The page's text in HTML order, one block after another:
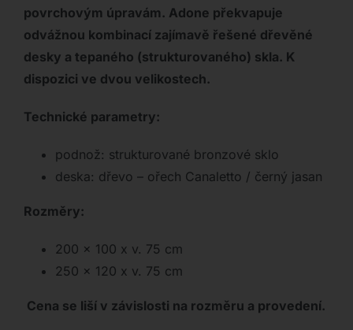
povrchovým úpravám. Adone překvapuje
odvážnou kombinací zajímavě řešené dřevěné
desky a tepaného (strukturovaného) skla. K
dispozici ve dvou velikostech.
Technické parametry:
podnož: strukturované bronzové sklo
deska: dřevo – ořech Canaletto / černý jasan
Rozměry:
200 x 100 x v. 75 cm
250 x 120 x v. 75 cm
Cena se liší v závislosti na rozměru a provedení.